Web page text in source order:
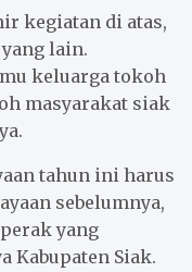
kegiatan di atas,
yang lain.
keluarga tokoh
masyarakat siak
tahun ini harus
sebelumnya,
yang
Kabupaten Siak.